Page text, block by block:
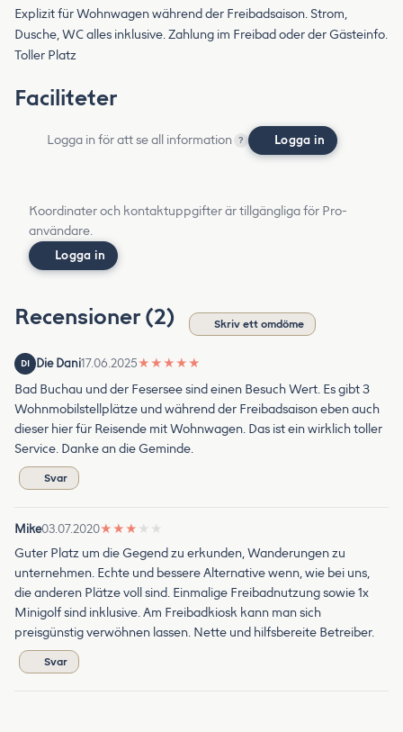
Explizit für Wohnwagen während der Freibadsaison. Strom,
Dusche, WC alles inklusive. Zahlung im Freibad oder der Gästeinfo.
Toller Platz
Faciliteter
Logga in för att se all information ? Logga in
Koordinater och kontaktuppgifter är tillgängliga för Pro-
användare.
Logga in
Recensioner (2) Skriv ett omdöme
DI Die Dani17.06.2025★ ★ ★ ★ ★
Bad Buchau und der Fesersee sind einen Besuch Wert. Es gibt 3
Wohnmobilstellplätze und während der Freibadsaison eben auch
dieser hier für Reisende mit Wohnwagen. Das ist ein wirklich toller
Service. Danke an die Geminde.
Svar
Mike03.07.2020★ ★ ★ ★ ★
Guter Platz um die Gegend zu erkunden, Wanderungen zu
unternehmen. Echte und bessere Alternative wenn, wie bei uns,
die anderen Plätze voll sind. Einmalige Freibadnutzung sowie 1x
Minigolf sind inklusive. Am Freibadkiosk kann man sich
preisgünstig verwöhnen lassen. Nette und hilfsbereite Betreiber.
Svar